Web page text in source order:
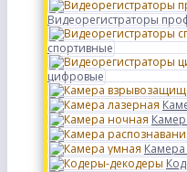
Видеорегистраторы
спортивные
цифровые